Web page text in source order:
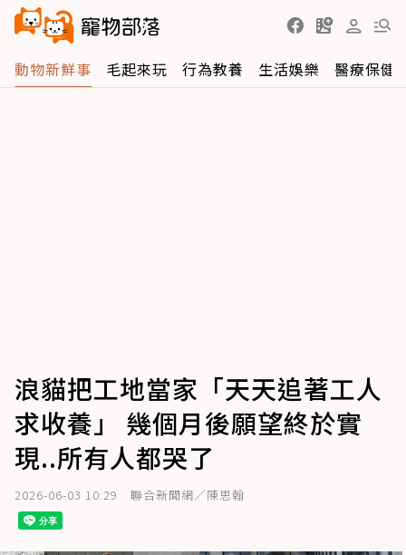
動物新鮮事 毛起來玩 行為教養 生活娛樂 醫療保健
浪貓把工地當家「天天追著工人
求收養」 幾個月後願望終於實
現..所有人都哭了
2026-06-03 10:29 聯合新聞網／陳思翰